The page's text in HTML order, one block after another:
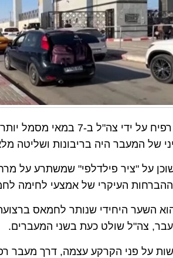
כיבוש מעבר רפיח על
של המעבר היה בריבונות ושליטה
ההברחות העיקרי של אמצעי לחימה
צה"ל שולט כעת בשני המעברים.
על פני הקרקע עצמה, דרך מעבר